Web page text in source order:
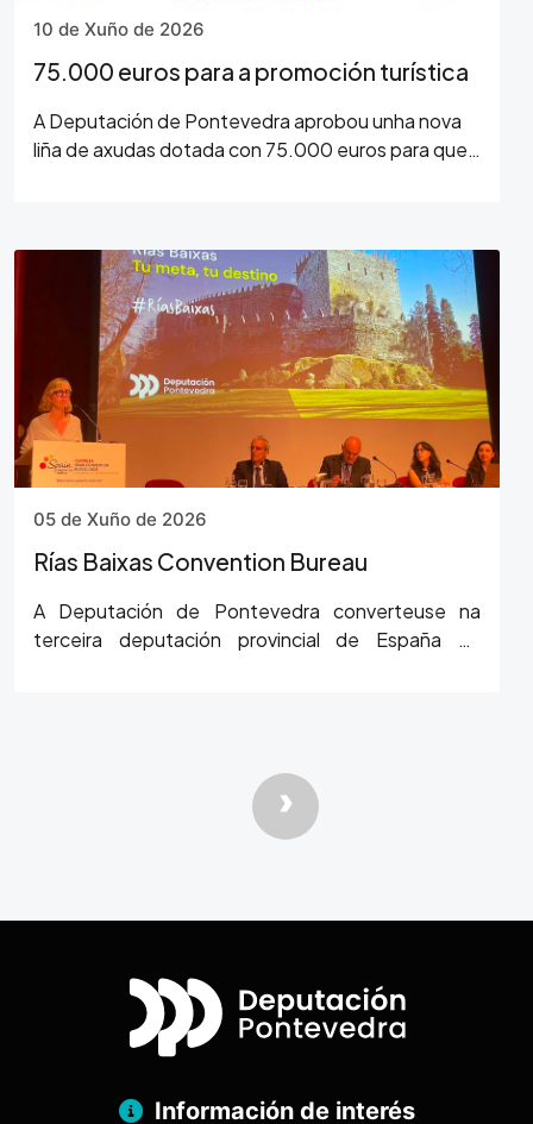
10 de Xuño de 2026
75.000 euros para a promoción turística
A Deputación de Pontevedra aprobou unha nova
liña de axudas dotada con 75.000 euros para que
05 de Xuño de 2026
Rías Baixas Convention Bureau
A Deputación de Pontevedra converteuse na
terceira deputación provincial de España en
Paxinación
Páxina
›
Información de interés